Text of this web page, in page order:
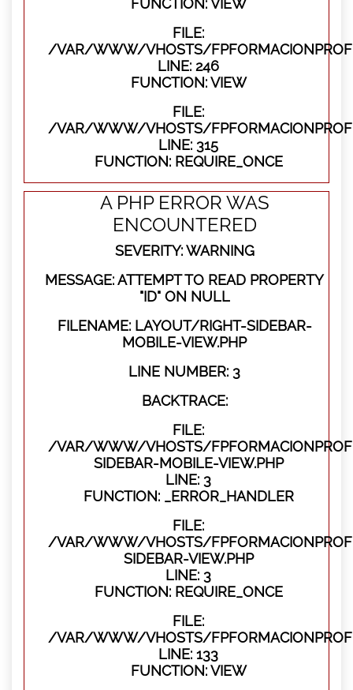
FILE:
/VAR/WWW/VHOSTS/
LINE: 246
FUNCTION: VIEW
FILE:
/VAR/WWW/VHOSTS/
LINE: 315
FUNCTION: REQUIRE_ONCE
A PHP ERROR WAS
ENCOUNTERED
SEVERITY: WARNING
MESSAGE: ATTEMPT TO READ PROPERTY
"ID" ON NULL
FILENAME: LAYOUT/RIGHT-SIDEBAR-
MOBILE-VIEW.PHP
LINE NUMBER: 3
BACKTRACE:
FILE:
/VAR/WWW/VHOSTS/
SIDEBAR-MOBILE-VIEW.PHP
LINE: 3
FUNCTION: _ERROR_HANDLER
FILE:
/VAR/WWW/VHOSTS/
SIDEBAR-VIEW.PHP
LINE: 3
FUNCTION: REQUIRE_ONCE
FILE:
/VAR/WWW/VHOSTS/
LINE: 133
FUNCTION: VIEW